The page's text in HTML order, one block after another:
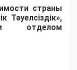
страны
Тәуелсіздік»,
отделом